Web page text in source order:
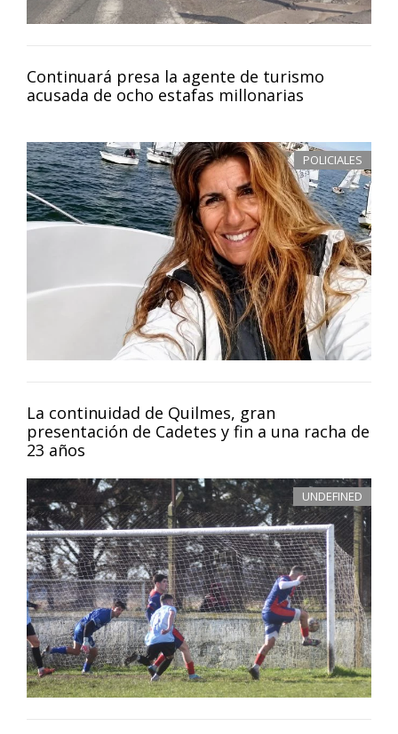
Continuará presa la agente de turismo
acusada de ocho estafas millonarias
POLICIALES
La continuidad de Quilmes, gran
presentación de Cadetes y fin a una racha de
23 años
UNDEFINED